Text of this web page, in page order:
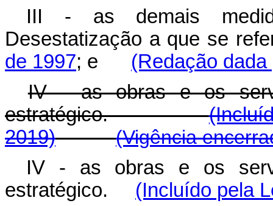
III - as demais
Desestatização a que se
de 1997; e (Redação dada
IV - as obras e os
estratégico.
2019)
(Vigência
IV - as obras e os
estratégico. (Incluído pela